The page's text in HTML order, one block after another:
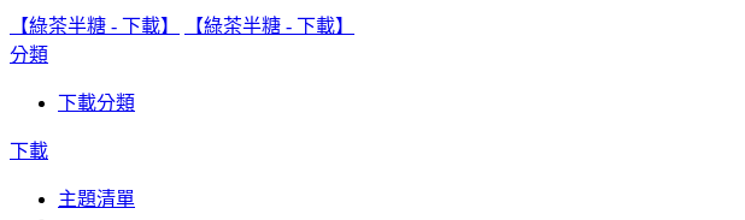
【綠茶半糖 - 下載】
【綠茶半糖 - 下載】
分類
下載分類
下載
主題清單